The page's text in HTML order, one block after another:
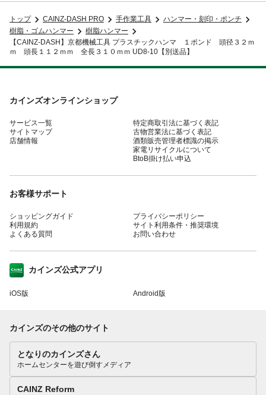
トップ CAINZ-DASH PRO 手作業工具
ハンマー・刻印・ポンチ
樹脂・ゴムハンマー
樹脂ハンマー
【CAINZ-DASH】京都機械工具 プラスチックハンマ １ポンド 頭径３２ｍ
ｍ 頭長１１２ｍｍ 全長３１０ｍｍ UD8-10【別送品】
カインズオンラインショップ
サービス一覧
サイトマップ
店舗情報
特定商取引法に基づく表記
古物営業法に基づく表記
酒類販売管理者標識の掲示
家電リサイクルについて
BtoB掛け払い申込
お客様サポート
ショッピングガイド
利用規約
よくある質問
プライバシーポリシー
サイト利用条件・推奨環境
お問い合わせ
カインズ公式アプリ
iOS版 Android版
カインズのその他のサイト
となりのカインズさん
ホームセンターを遊び倒すメディア
CAINZ Reform